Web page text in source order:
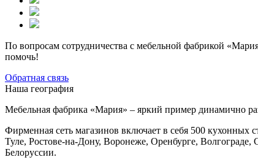
По вопросам сотрудничества с мебельной фабрикой
помочь!
Обратная связь
Наша география
Мебельная фабрика «Мария» – яркий пример динамично
Фирменная сеть магазинов включает в себя 500
Туле, Ростове-на-Дону, Воронеже, Оренбурге,
Белоруссии.